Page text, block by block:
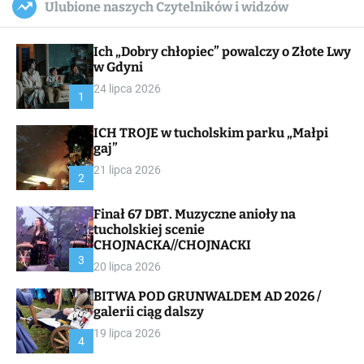
c
a
a
s
W
i
e
l
c
Ulubione naszych Czytelników i widzów
1
Ich „Dobry chłopiec” powalczy o Złote Lwy
w Gdyni
24 lipca 2026
2
ICH TROJE w tucholskim parku „Małpi
gaj”
21 lipca 2026
3
Finał 67 DBT. Muzyczne anioły na
tucholskiej scenie
CHOJNACKA//CHOJNACKI
20 lipca 2026
4
BITWA POD GRUNWALDEM AD 2026 /
galerii ciąg dalszy
19 lipca 2026